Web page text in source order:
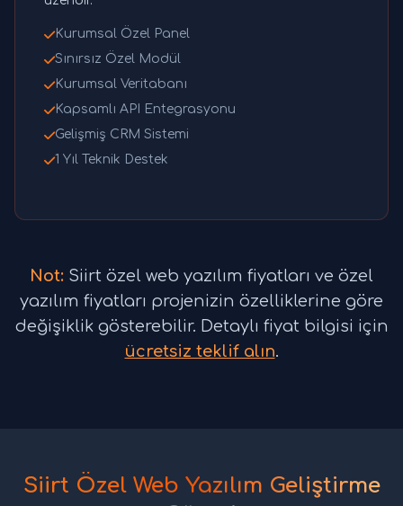
Kurumsal Özel Panel
Sınırsız Özel Modül
Kurumsal Veritabanı
Kapsamlı API Entegrasyonu
Gelişmiş CRM Sistemi
1 Yıl Teknik Destek
Not: Siirt özel web yazılım fiyatları ve özel
yazılım fiyatları projenizin özelliklerine göre
değişiklik gösterebilir. Detaylı fiyat bilgisi için
ücretsiz teklif alın.
Siirt Özel Web Yazılım Geliştirme